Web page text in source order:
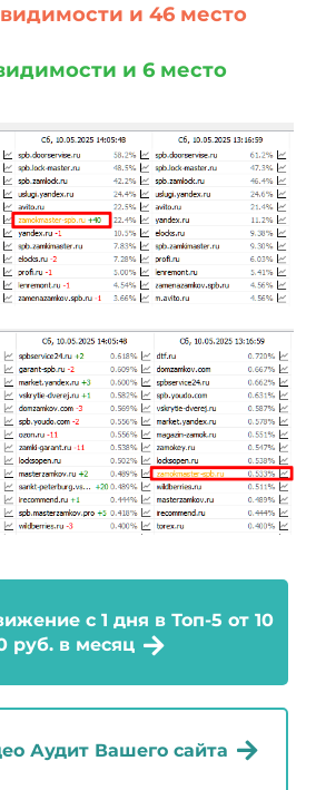
и 46 место
и 6 место
с 1 дня в Топ-5 от 10
руб. в месяц
Аудит Вашего сайта